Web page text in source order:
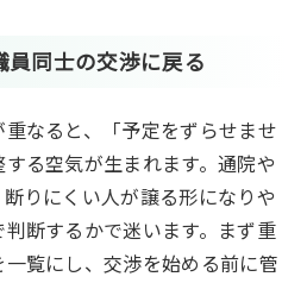
同士の交渉に戻る
なると、「予定をずらせませ
る空気が生まれます。通院や
りにくい人が譲る形になりや
断するかで迷います。まず重
覧にし、交渉を始める前に管